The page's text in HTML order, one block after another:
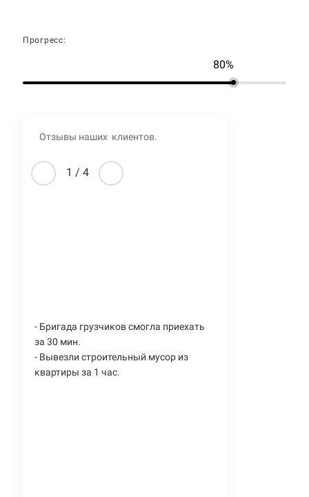
Прогресс:
80%
Отзывы наших клиентов.
1 / 4
- Бригада грузчиков смогла приехать
за 30 мин.
- Вывезли строительный мусор из
квартиры за 1 час.